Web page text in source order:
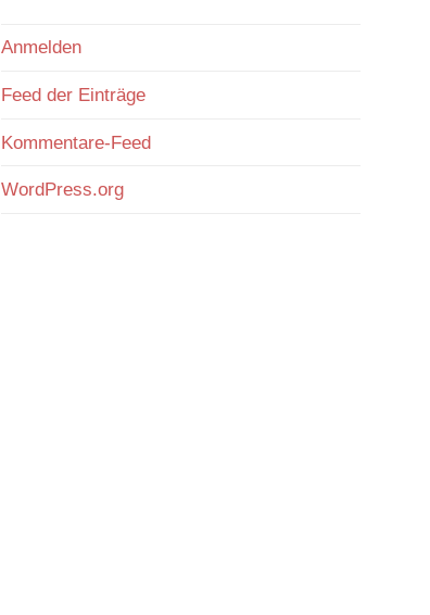
Anmelden
Feed der Einträge
Kommentare-Feed
WordPress.org